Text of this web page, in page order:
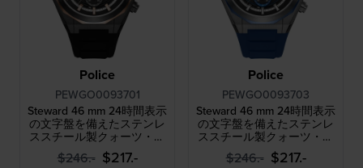
Police
PEWGO0093701
Steward 46 mm 24時間表示
の文字盤を備えたステンレ
ススチール製クォーツ・ク
ロノグラフ
$246.- $217.-
Police
PEWGO0093703
Steward 46 mm 24時間表示
の文字盤を備えたステンレ
ススチール製クォーツ・ク
ロノグラフ
$246.- $217.-